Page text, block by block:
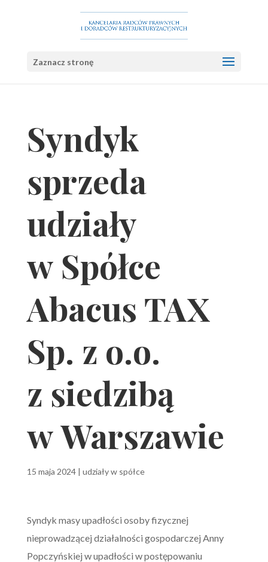
Zaznacz stronę
Syndyk
sprzeda
udziały
w Spółce
Abacus TAX
Sp. z o.o.
z siedzibą
w Warszawie
15 maja 2024| udziały w spółce
Syndyk masy upadłości osoby fizycznej
nieprowadzącej działalności gospodarczej Anny
Popczyńskiej w upadłości w postępowaniu